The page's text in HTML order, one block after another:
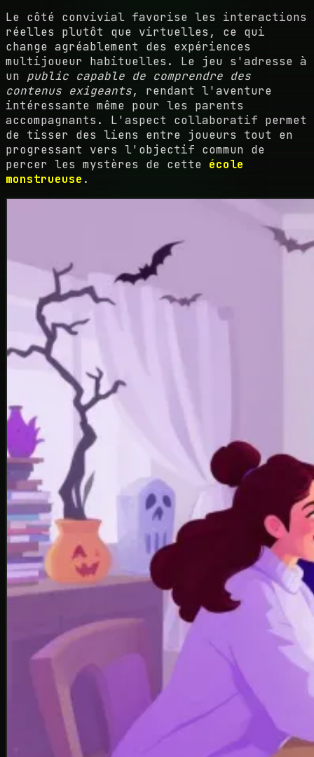
Le côté convivial favorise les interactions
réelles plutôt que virtuelles, ce qui
change agréablement des expériences
multijoueur habituelles. Le jeu s'adresse à
un public capable de comprendre des
contenus exigeants, rendant l'aventure
intéressante même pour les parents
accompagnants. L'aspect collaboratif permet
de tisser des liens entre joueurs tout en
progressant vers l'objectif commun de
percer les mystères de cette école
monstrueuse .